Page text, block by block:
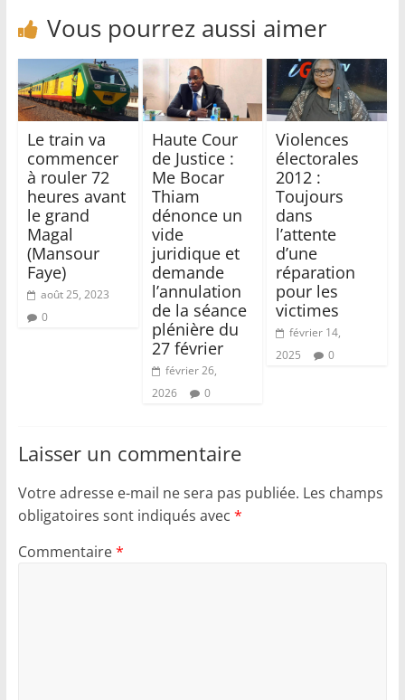
Vous pourrez aussi aimer
Le train va
commencer
à rouler 72
heures avant
le grand
Magal
(Mansour
Faye)
août 25, 2023
0
Haute Cour
de Justice :
Me Bocar
Thiam
dénonce un
vide
juridique et
demande
l’annulation
de la séance
plénière du
27 février
février 26,
2026
0
Violences
électorales
2012 :
Toujours
dans
l’attente
d’une
réparation
pour les
victimes
février 14,
2025
0
Laisser un commentaire
Votre adresse e-mail ne sera pas publiée. Les champs
obligatoires sont indiqués avec *
Commentaire*